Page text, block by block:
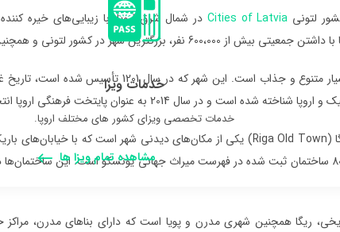
خدمات ویزا
خدمات تخصصی ویزای کشور های مختلف اروپا.
مشاهده تمام ویزا ها
لتونی Cities of Latvia در شمال شرق اروپا، با زیبایی‌های خیره
شهر در کشور لتونی و همچنین بزرگترین شهر در کشورهای بالتیک است.
معماری شهر ریگا بسیار متنوع و جذاب است.
شده است و در سال 2014 به عنوان پایتخت فرهنگی اروپا انتخاب شد.
ریگا دارای بیش از 800 ساختمان ثبت شده در فهرست میراث جهانی یونسکو است.
ریگا همچنین شهری مدرن و پویا است که دارای بناهای مدرن،